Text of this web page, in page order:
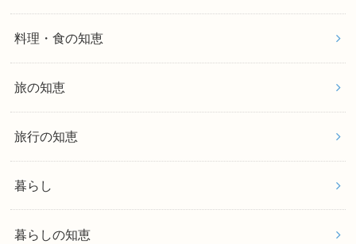
料理・食の知恵
旅の知恵
旅行の知恵
暮らし
暮らしの知恵